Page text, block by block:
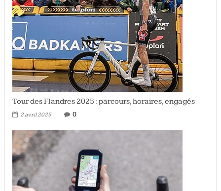
Tour des Flandres 2025 : parcours, horaires, engagés
2 avril 2025 0